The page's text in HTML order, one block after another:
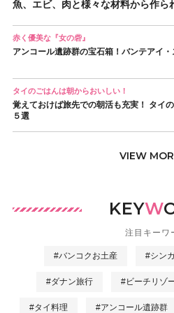
魚、エビ、肉と様々な材料から作ら
赤く優美な『女の砦』
アンコール遺跡群の宝石箱！バンテアイ
タイのごはんは朝からおいしい！
覚えておけば旅先での朝活も充実！ タイ
５選
VIEW
KEYW
注目キーワ
#バンコクお土産 #シン
#ダナン旅行 #ビーチリゾ
#タイ料理 #アンコール遺跡群